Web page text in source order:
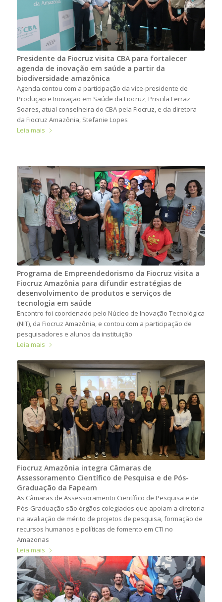
Presidente da Fiocruz visita CBA para fortalecer
agenda de inovação em saúde a partir da
biodiversidade amazônica
Agenda contou com a participação da vice-presidente de
Produção e Inovação em Saúde da Fiocruz, Priscila Ferraz
Soares, atual conselheira do CBA pela Fiocruz, e da diretora
da Fiocruz Amazônia, Stefanie Lopes
Leia mais
Programa de Empreendedorismo da Fiocruz visita a
Fiocruz Amazônia para difundir estratégias de
desenvolvimento de produtos e serviços de
tecnologia em saúde
Encontro foi coordenado pelo Núcleo de Inovação Tecnológica
(NIT), da Fiocruz Amazônia, e contou com a participação de
pesquisadores e alunos da instituição
Leia mais
Fiocruz Amazônia integra Câmaras de
Assessoramento Científico de Pesquisa e de Pós-
Graduação da Fapeam
As Câmaras de Assessoramento Científico de Pesquisa e de
Pós-Graduação são órgãos colegiados que apoiam a diretoria
na avaliação de mérito de projetos de pesquisa, formação de
recursos humanos e políticas de fomento em CTI no
Amazonas
Leia mais